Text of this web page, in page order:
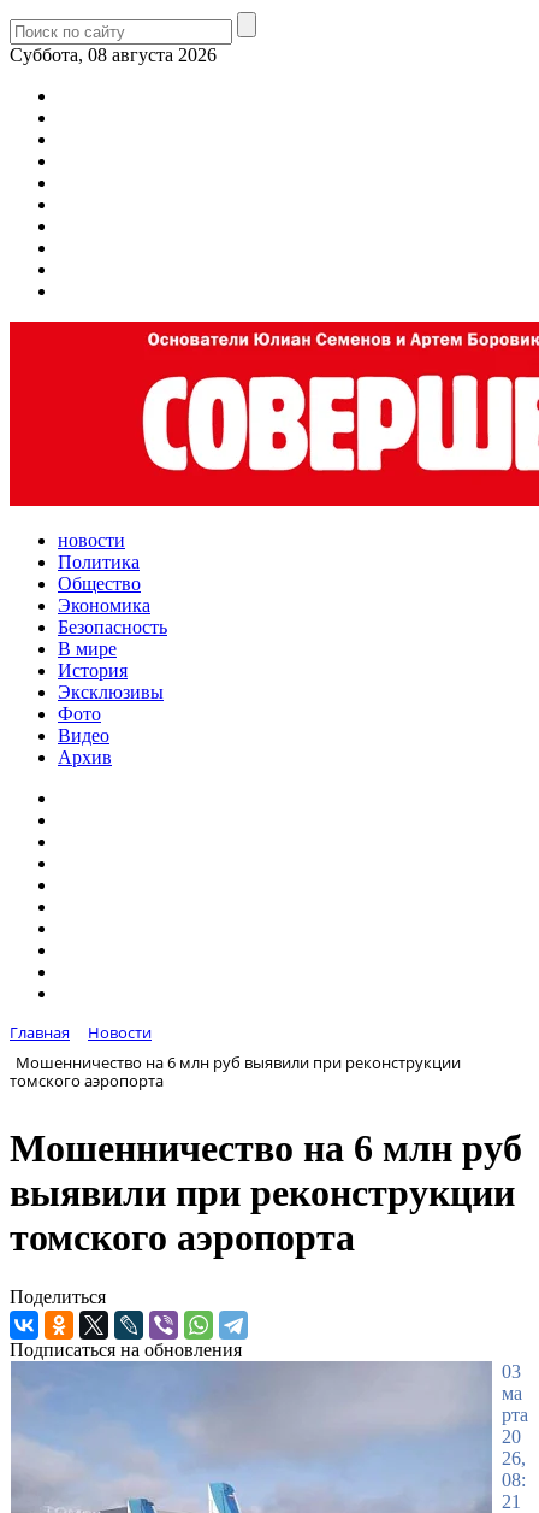
Суббота, 08 августа 2026
новости
Политика
Общество
Экономика
Безопасность
В мире
История
Эксклюзивы
Фото
Видео
Архив
Главная
Новости
Мошенничество на 6 млн руб выявили при реконструкции
томского аэропорта
Мошенничество на 6 млн руб
выявили при реконструкции
томского аэропорта
Поделиться
Подписаться на обновления
03
ма
рта
20
26,
08:
21